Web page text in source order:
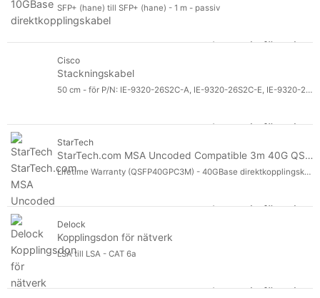
SFP+ (hane) till SFP+ (hane) - 1 m - passiv
Logga in för pris
Cisco
Stackningskabel
50 cm - för P/N: IE-9320-26S2C-A, IE-9320-26S2C-E, IE-9320-26S2C-E++
Logga in för pris
StarTech
StarTech.com MSA Uncoded Compatible 3m 40G QSFP+ to QSFP+ Direct Attach Breakout Cable Twinax, 40 GbE QSFP+ Copper DAC 40 Gbps Low Power Passive Transeiver DAC Cable, 40GE QSFP+ Cable
Lifetime Warranty (QSFP40GPC3M) - 40GBase direktkopplingskabel - QSFP+ spärrad till QSFP+ spärrad - 3 m - dubbelaxlad - SFF-8436 - passiv - svart
Logga in för pris
Delock
Kopplingsdon för nätverk
LSA till LSA - CAT 6a
Logga in för pris